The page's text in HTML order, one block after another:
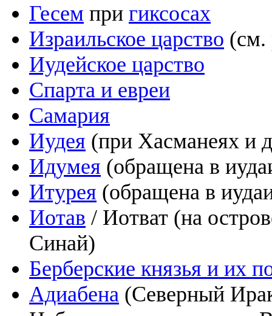
Гесем при гиксосах
Израильское царство (см.
Иудейское царство
Спарта и евреи
Самария
Иудея (при Хасманеях и
Идумея (обращена в
Итурея (обращена в
Иотав / Иотват (на
Синай)
Берберские князья и их
Адиабена (Северный